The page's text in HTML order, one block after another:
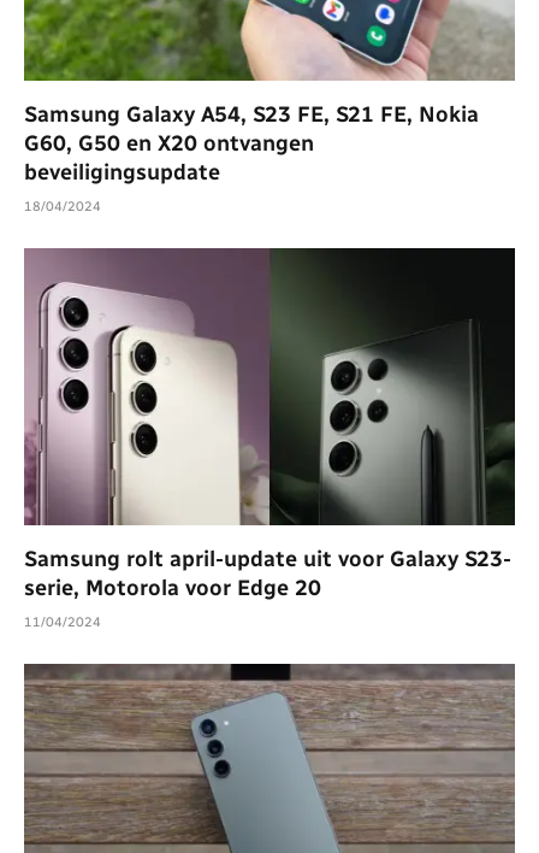
Samsung Galaxy A54, S23 FE, S21 FE, Nokia
G60, G50 en X20 ontvangen
beveiligingsupdate
18/04/2024
Samsung rolt april-update uit voor Galaxy S23-
serie, Motorola voor Edge 20
11/04/2024